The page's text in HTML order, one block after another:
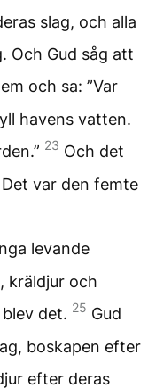
slag, och alla
Och Gud såg att
och sa: ”Var
havens vatten.
23 Och det
var den femte
levande
kräldjur och
det. 25 Gud
boskapen efter
efter deras